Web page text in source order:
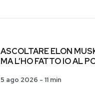
ASCOLTARE ELON
MA L’HO FATTO IO AL
5 ago 2026 - 11 min